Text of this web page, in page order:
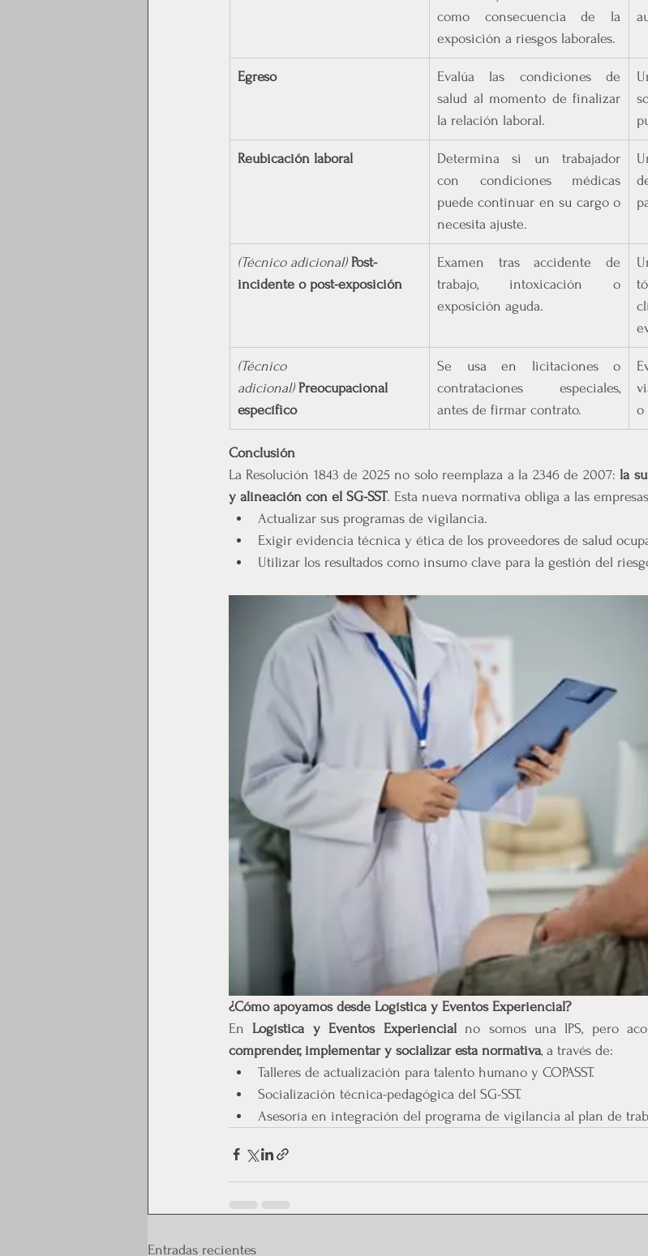
como consecuencia de la
exposición a riesgos laborales.
Egreso
Evalúa las condiciones de
salud al momento de finalizar
la relación laboral.
Reubicación laboral
Determina si un trabajador
con condiciones médicas
puede continuar en su cargo o
necesita ajuste.
(Técnico adicional) Post-
incidente o post-exposición
Examen tras accidente de
trabajo, intoxicación o
exposición aguda.
(Técnico
adicional) Preocupacional
específico
Se usa en licitaciones o
contrataciones especiales,
antes de firmar contrato.
o
Conclusión
La Resolución 1843 de 2025 no solo reemplaza a la 2346 de 2007: la
y alineación con el SG-SST. Esta nueva normativa obliga a las
Actualizar sus programas de vigilancia.
Exigir evidencia técnica y ética de los proveedores de salud
Utilizar los resultados como insumo clave para la gestión del
¿Cómo apoyamos desde Logística y Eventos Experiencial?
En Logística y Eventos Experiencial
comprender, implementar y socializar esta normativa, a través de:
Talleres de actualización para talento humano y COPASST.
Socialización técnica-pedagógica del SG-SST.
Asesoría en integración del programa de vigilancia al plan de
Entradas recientes